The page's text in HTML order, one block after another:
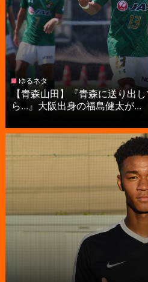
ゆるネタ
【青森山田】『青森に送り出
ら...』大阪出身の福島健太が...